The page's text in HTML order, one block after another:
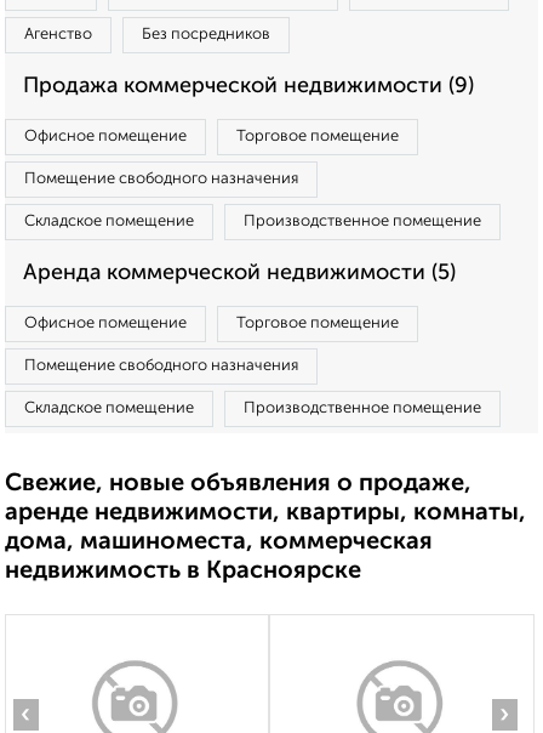
Агенство Без посредников
Продажа коммерческой недвижимости (9)
Офисное помещение Торговое помещение
Помещение свободного назначения
Складское помещение Производственное помещение
Аренда коммерческой недвижимости (5)
Офисное помещение Торговое помещение
Помещение свободного назначения
Складское помещение Производственное помещение
Свежие, новые объявления о продаже,
аренде недвижимости, квартиры, комнаты,
дома, машиноместа, коммерческая
недвижимость в Красноярске
‹ ›